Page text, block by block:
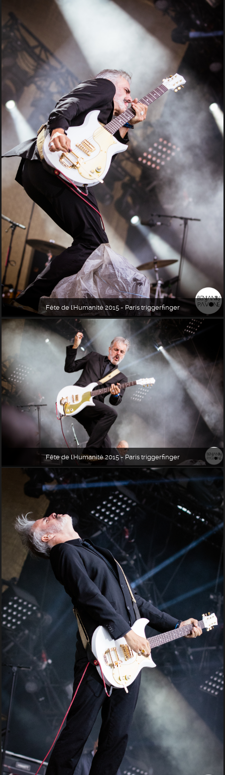
Fête de l'Humanité 2015 - Paris triggerfinger
Fête de l'Humanité 2015 - Paris triggerfinger